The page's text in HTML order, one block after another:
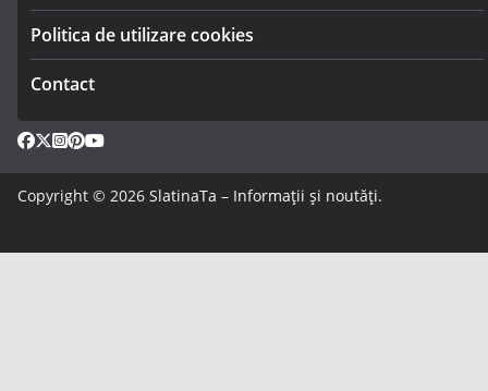
Politica de utilizare cookies
Contact
Copyright © 2026 SlatinaTa – Informații și noutăți.